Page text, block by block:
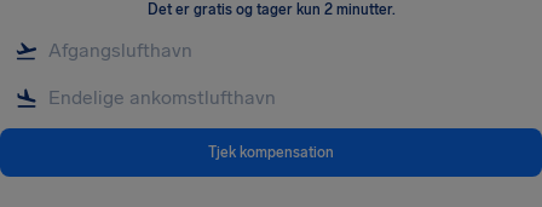
Det er gratis og tager kun 2 minutter.
Tjek kompensation